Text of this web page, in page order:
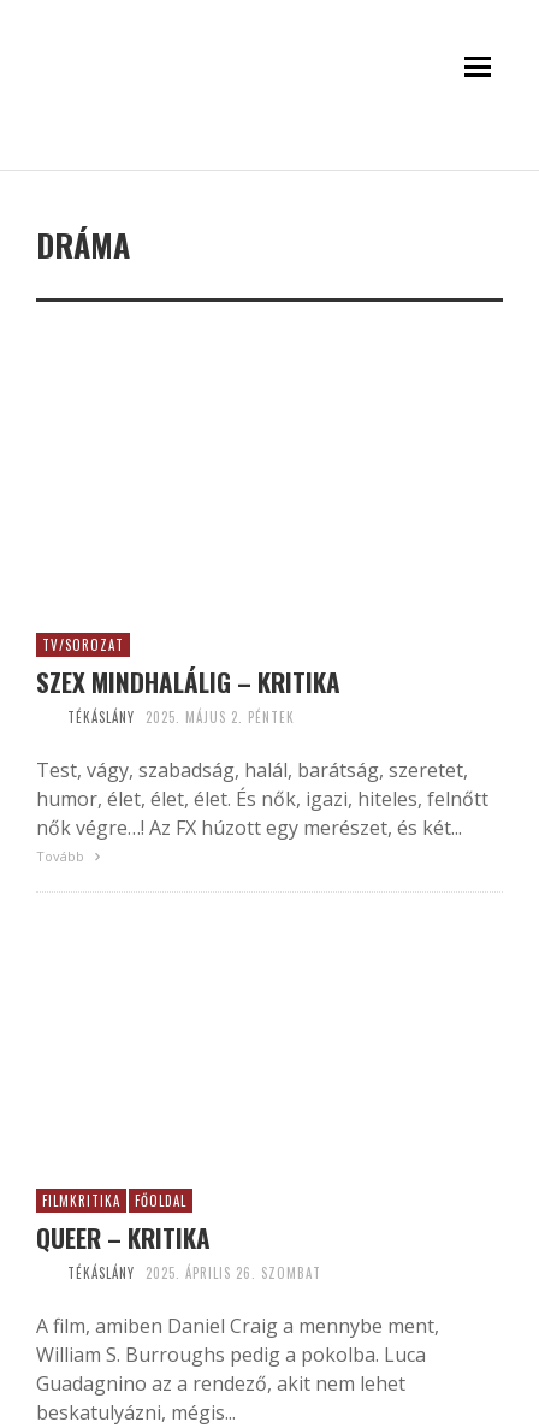
DRÁMA
TV/SOROZAT
SZEX MINDHALÁLIG – KRITIKA
TÉKÁSLÁNY 2025. MÁJUS 2. PÉNTEK
Test, vágy, szabadság, halál, barátság, szeretet,
humor, élet, élet, élet. És nők, igazi, hiteles, felnőtt
nők végre…! Az FX húzott egy merészet, és két...
Tovább
FILMKRITIKA FŐOLDAL
QUEER – KRITIKA
TÉKÁSLÁNY 2025. ÁPRILIS 26. SZOMBAT
A film, amiben Daniel Craig a mennybe ment,
William S. Burroughs pedig a pokolba. Luca
Guadagnino az a rendező, akit nem lehet
beskatulyázni, mégis...